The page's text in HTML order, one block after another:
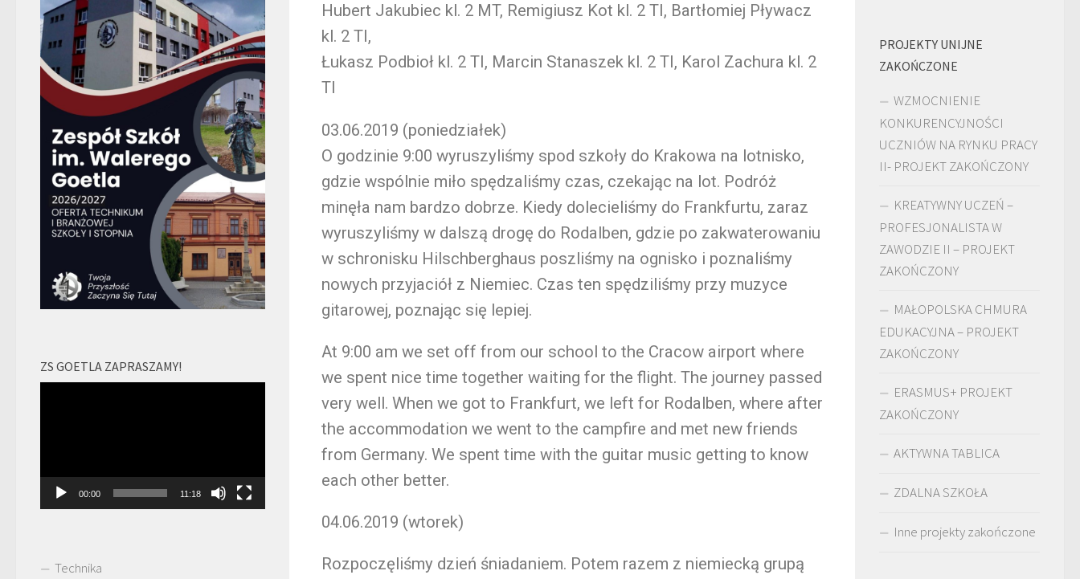
Hubert Jakubiec kl. 2 MT, Remigiusz Kot kl. 2 TI, Bartłomiej Pływacz
kl. 2 TI,
Łukasz Podbioł kl. 2 TI, Marcin Stanaszek kl. 2 TI, Karol Zachura kl. 2
TI
03.06.2019 (poniedziałek)
O godzinie 9:00 wyruszyliśmy spod szkoły do Krakowa na lotnisko,
gdzie wspólnie miło spędzaliśmy czas, czekając na lot. Podróż
minęła nam bardzo dobrze. Kiedy dolecieliśmy do Frankfurtu, zaraz
wyruszyliśmy w dalszą drogę do Rodalben, gdzie po zakwaterowaniu
w schronisku Hilschberghaus poszliśmy na ognisko i poznaliśmy
nowych przyjaciół z Niemiec. Czas ten spędziliśmy przy muzyce
gitarowej, poznając się lepiej.
At 9:00 am we set off from our school to the Cracow airport where
we spent nice time together waiting for the flight. The journey passed
very well. When we got to Frankfurt, we left for Rodalben, where after
the accommodation we went to the campfire and met new friends
from Germany. We spent time with the guitar music getting to know
each other better.
04.06.2019 (wtorek)
Rozpoczęliśmy dzień śniadaniem. Potem razem z niemiecką grupą
ZS GOETLA ZAPRASZAMY!
00:00 11:18
Technika
PROJEKTY UNIJNE
ZAKOŃCZONE
WZMOCNIENIE
KONKURENCYJNOŚCI
UCZNIÓW NA RYNKU PRACY
II- PROJEKT ZAKOŃCZONY
KREATYWNY UCZEŃ –
PROFESJONALISTA W
ZAWODZIE II – PROJEKT
ZAKOŃCZONY
MAŁOPOLSKA CHMURA
EDUKACYJNA – PROJEKT
ZAKOŃCZONY
ERASMUS+ PROJEKT
ZAKOŃCZONY
AKTYWNA TABLICA
ZDALNA SZKOŁA
Inne projekty zakończone